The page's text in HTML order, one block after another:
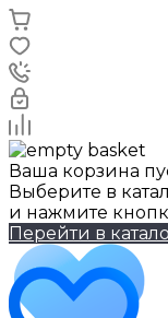
Ваша корзина
Выберите в
и нажмите
Перейти в